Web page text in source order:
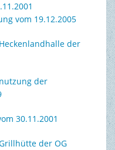
vom 19.12.2005
der
der
30.11.2001
der OG